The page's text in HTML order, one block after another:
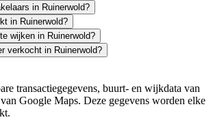
in Ruinerwold?
in Ruinerwold?
wijken in Ruinerwold?
verkocht in Ruinerwold?
transactiegegevens, buurt- en wijkdata van
Google Maps. Deze gegevens worden elke